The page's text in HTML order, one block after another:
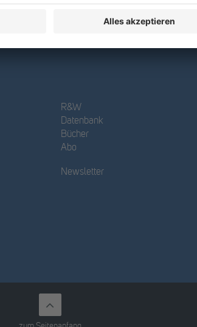
R&W
Datenbank
Bücher
Abo
Newsletter